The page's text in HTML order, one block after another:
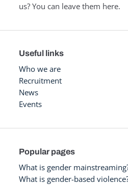
us? You can leave them here.
Useful links
Who we are
Recruitment
News
Events
Popular pages
What is gender
What is gender-based